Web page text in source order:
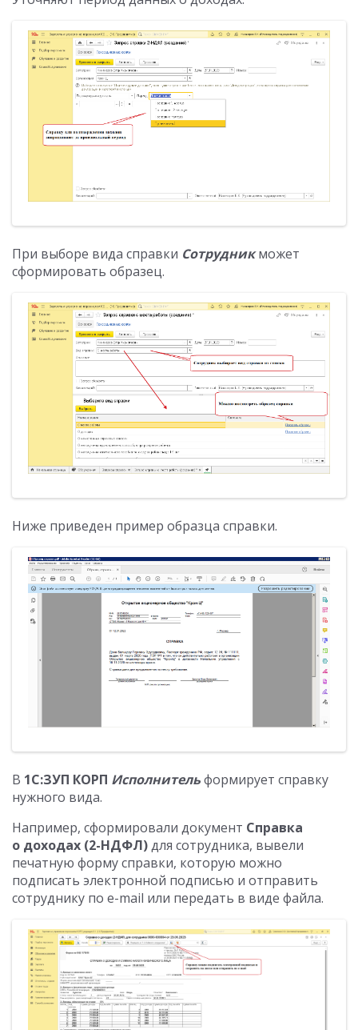
При выборе вида справки Сотрудникможет
сформировать образец.
Ниже приведен пример образца справки.
В 1С:ЗУП КОРП Исполнительформирует справку
нужного вида.
Например, сформировали документ Справка
о доходах (2-НДФЛ)для сотрудника, вывели
печатную форму справки, которую можно
подписать электронной подписью и отправить
сотруднику по e-mail или передать в виде файла.